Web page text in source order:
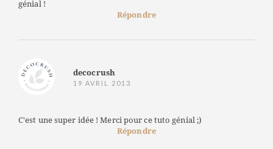
génial !
Répondre
decocrush
19 AVRIL 2013
C'est une super idée ! Merci pour ce tuto génial ;)
Répondre